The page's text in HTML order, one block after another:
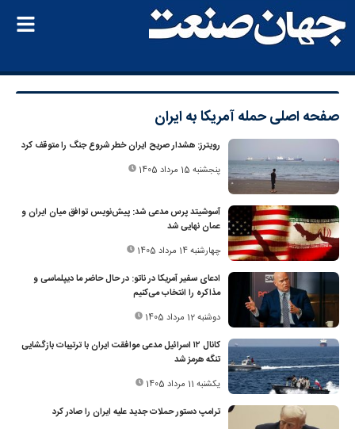
صفحه اصلیحمله آمریکا به ایران
رویترز: هشدار صریح ایران خطر شروع جنگ را متوقف کرد
پنجشنبه 15 مرداد 1405
آسوشیتد پرس مدعی شد: پیش‌نویس توافق میان ایران و
عمان نهایی شد
چهارشنبه 14 مرداد 1405
ادعای سفیر آمریکا در ناتو: در حال حاضر ما دیپلماسی و
مذاکره را انتخاب می‌کنیم
دوشنبه 12 مرداد 1405
کانال ۱۲ اسرائیل مدعی موافقت ایران با ترتیبات بازگشایی
تنگه هرمز شد
یکشنبه 11 مرداد 1405
ترامپ دستور حملات جدید علیه ایران را صادر کرد